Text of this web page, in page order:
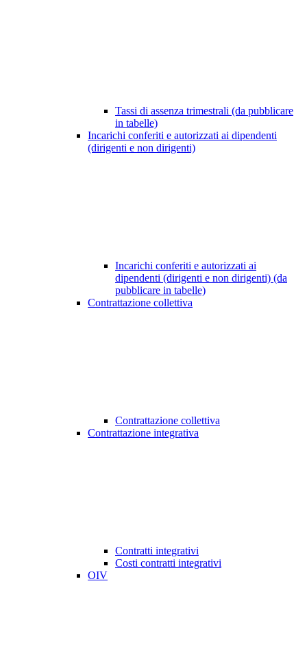
Tassi di assenza trimestrali (da pubblicare
in tabelle)
Incarichi conferiti e autorizzati ai dipendenti
(dirigenti e non dirigenti)
Incarichi conferiti e autorizzati ai
dipendenti (dirigenti e non dirigenti) (da
pubblicare in tabelle)
Contrattazione collettiva
Contrattazione collettiva
Contrattazione integrativa
Contratti integrativi
Costi contratti integrativi
OIV